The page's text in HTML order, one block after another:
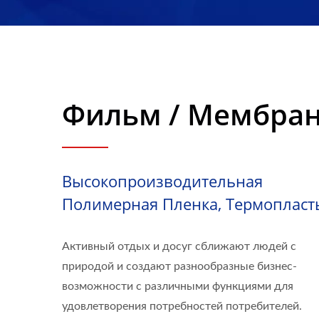
Фильм /
Высокопроизводительная
Полимерная Пленка,
Активный отдых и досуг сближают людей с
природой и создают разнообразные бизнес-
возможности с различными функциями для
удовлетворения потребностей потребителей.